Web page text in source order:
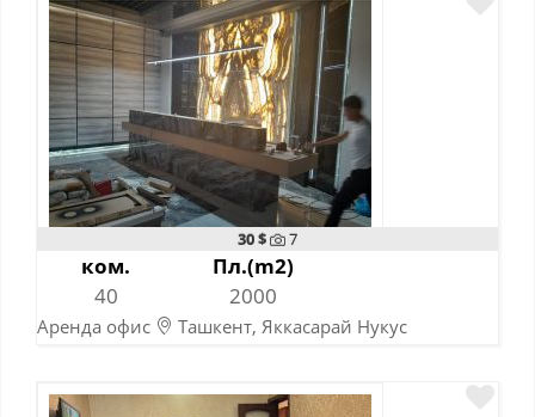
30 $ 7
ком.
40
Пл.(m2)
2000
Аренда офис Ташкент, Яккасарай Нукус